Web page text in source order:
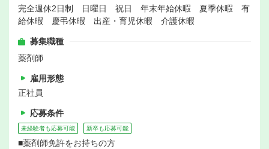
完全週休2日制 日曜日 祝日 年末年始休暇 夏季休暇 有
給休暇 慶弔休暇 出産・育児休暇 介護休暇
募集職種
薬剤師
雇用形態
正社員
応募条件
未経験者も応募可能 新卒も応募可能
■薬剤師免許をお持ちの方